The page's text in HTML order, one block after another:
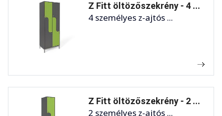
Z Fitt öltözőszekrény - 4 ...
4 személyes z-ajtós ...
Z Fitt öltözőszekrény - 2 ...
2 személyes z-ajtós ...